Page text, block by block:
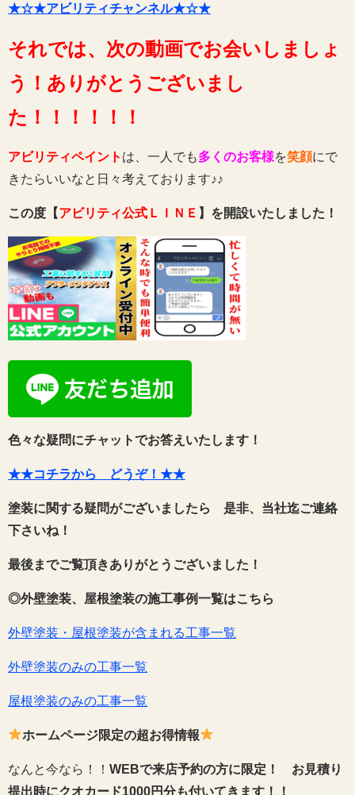
★☆★アビリティチャンネル★☆★
それでは、次の動画でお会いしましょ
う！ありがとうございまし
た！！！！！！
アビリティペイント は、一人でも多くのお客様を笑顔にで
きたらいいなと日々考えております♪♪
この度【アビリティ公式ＬＩＮＥ 】を開設いたしました！
色々な疑問にチャットでお答えいたします！
★★コチラから どうぞ！★★
塗装に関する疑問がございましたら 是非、当社迄ご連絡
下さいね！
最後までご覧頂きありがとうございました！
◎外壁塗装、屋根塗装の施工事例一覧はこちら
外壁塗装・屋根塗装が含まれる工事一覧
外壁塗装のみの工事一覧
屋根塗装のみの工事一覧
ホームページ限定の超お得情報
なんと今なら！！ WEBで来店予約の方に限定！
お見積り
提出時にクオカード1000円分も付いてきます！！